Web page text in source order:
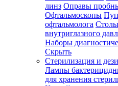
линз Оправы
Офтальмоскопы
офтальмолога
внутриглазного
Наборы
Скрыть
Стерилизация и
Лампы
для хранения